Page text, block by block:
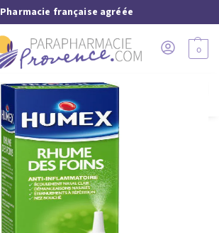
Pharmacie française agréée
0